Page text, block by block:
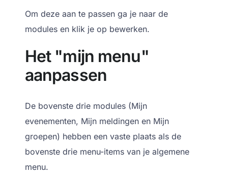
Om deze aan te passen ga je naar de
modules en klik je op bewerken.
Het "mijn menu"
aanpassen
De bovenste drie modules (Mijn
evenementen, Mijn meldingen en Mijn
groepen) hebben een vaste plaats als de
bovenste drie menu-items van je algemene
menu.